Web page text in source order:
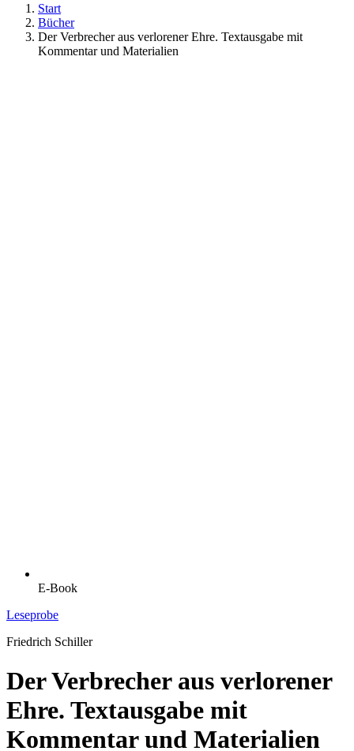
Start
Bücher
Der Verbrecher aus verlorener Ehre. Textausgabe mit
Kommentar und Materialien
E-Book
Leseprobe
Friedrich Schiller
Der Verbrecher aus verlorener
Ehre. Textausgabe mit
Kommentar und Materialien